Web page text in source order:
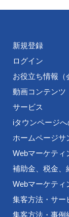
新規登録
ログイン
お役立ち情報（
動画コンテンツ
サービス
iタウンページ
ホームページサ
Webマーケティ
補助金、税金、
Webマーケティ
集客方法・サー
集客方法・事例